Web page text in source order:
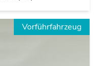
Vorführfahrzeug